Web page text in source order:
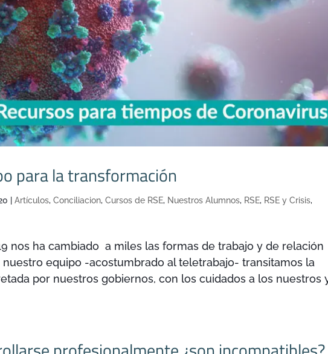
para la transformación
|Artículos,Conciliacion,Cursos de RSE, Nuestros Alumnos, RSE, RSE y Crisis,
nos ha cambiado a miles las formas de trabajo y de relación
nuestro equipo -acostumbrado al teletrabajo- transitamos la
por nuestros gobiernos, con los cuidados a los nuestros